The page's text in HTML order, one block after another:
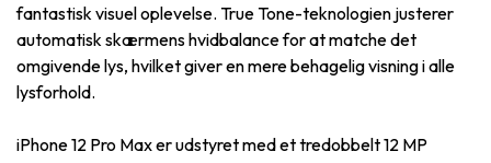
fantastisk visuel oplevelse. True Tone-teknologien justerer
automatisk skærmens hvidbalance for at matche det
omgivende lys, hvilket giver en mere behagelig visning i alle
lysforhold.
iPhone 12 Pro Max er udstyret med et tredobbelt 12 MP